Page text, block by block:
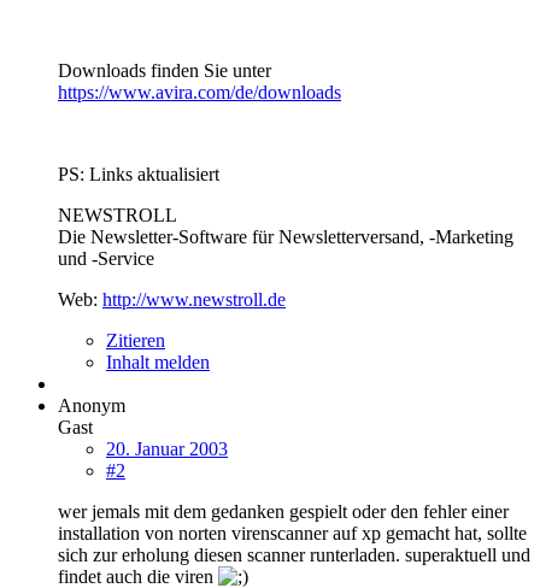
Downloads finden Sie unter
https://www.avira.com/de/downloads
PS: Links aktualisiert
NEWSTROLL
Die Newsletter-Software für Newsletterversand, -Marketing
und -Service
Web: http://www.newstroll.de
Zitieren
Inhalt melden
Anonym
Gast
20. Januar 2003
#2
wer jemals mit dem gedanken gespielt oder den fehler einer
installation von norten virenscanner auf xp gemacht hat, sollte
sich zur erholung diesen scanner runterladen. superaktuell und
findet auch die viren